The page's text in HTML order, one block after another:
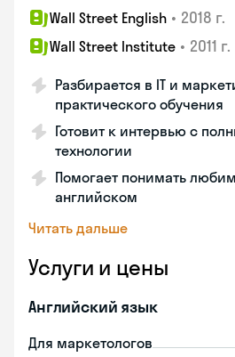
Wall Street English • 2018 г.
Wall Street Institute • 2011 г.
Разбирается в IT и
практического обучения
Готовит к интервью с
технологии
Помогает понимать
английском
Читать дальше
Услуги и цены
Английский язык
Для маркетологов